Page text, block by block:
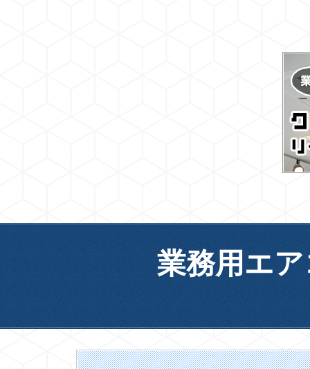
業務用エ